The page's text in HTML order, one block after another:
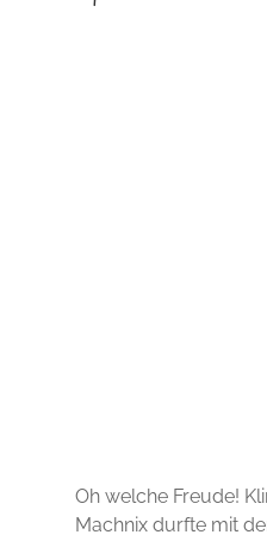
Oh welche Freude!
Machnix durfte mit